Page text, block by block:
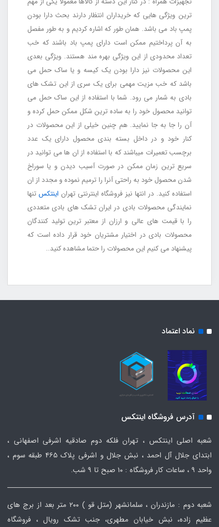
ترین ویژگی هایی که خریداران انتظار دارند بحث دارا بودن
پمپ باد می باشد. همان طور که اشاره کردیم و به طور مفصل
به آن پرداختیم ممکن است دارای پمپ باد باشند که خب
تعداد محدودی از این ویژگی بهره مند هستند. ویژگی بعدی
این محصولات نیز دارا بودن یک کیسه و یا ساک حمل می
باشد که خب مزیت مهمی برای یک سری از این تشک های
بادی به شمار می رود. شما با استفاده از این ساک حمل می
توانید محصول خود را به ساده ترین شکل ممکن حمل کرده و
آن را جا به جا نمایید. هم چنین خیلی از این محصولات در
کنار خود و در داخل بسته بندی محصول دارای یک عدد
برچسب تعمیرات میباشند که با استفاده از ان ها می توانید در
سریع ترین زمان ممکن در صورت آسیب دیدن و یا سوراخ
شدن محصول خود به راحتی آنرا را ترمیم نموده و مجدد از ان
استفاده کنید. در انتها نیز فروشگاه اینترنتی تهران اینتکس تنها
نمایندگی محصولات بادی در ایران تشک های بادی متعددی
را با قیمت های عالی و ارزان از معتبر ترین تولید کنندگان
محصولات بادی در اختیار مشتریان خود قرار داده است که
پیشنهاد می کنیم این محصولات را حتما مشاهده کنید..
نماد اعتماد
آدرس فروشگاه اینتکس
شعبه اصلی اینتکس ، تهران فلکه دوم صادقیه اشرفی اصفهانی ،
ابتدای جلال آل احمد ، نبش جلال و اشرفی پلاک 465 طبقه سوم ،
واحد ۹ ، ساعات کار فروشگاه : ۱۰ صبح تا ۹ شب.
شعبه دوم : مازندران ، سلمانشهر (متل قو ) ۲۰۰ متر بعد از برج های
عظیم زاده، نبش خیابان مطهری، جنب تشک رویال ، فروشگاه